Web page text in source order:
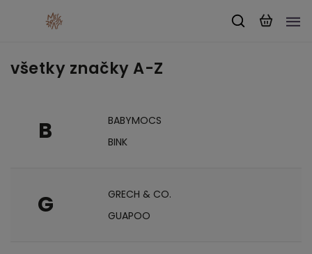
všetky značky A-Z
B
BABYMOCS
BINK
G
GRECH & CO.
GUAPOO